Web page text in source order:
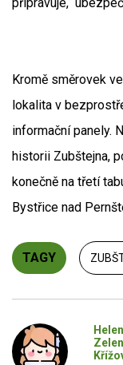
připravuje,“
Kromě směrovek
lokalita v
informační panely.
historii Zubštejna,
konečně na třetí
Bystřice nad
TAGY